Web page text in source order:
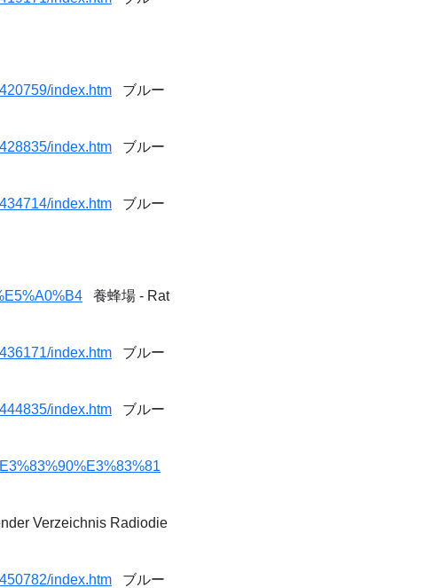
index.htm ブルー
index.htm ブルー
index.htm ブルー
養蜂場 - Rat
index.htm ブルー
index.htm ブルー
Verzeichnis Radiodie
index.htm ブルー